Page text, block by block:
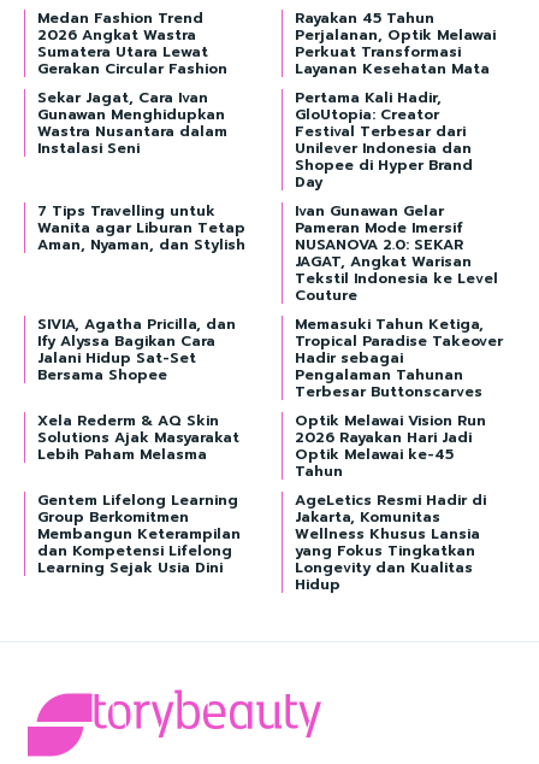
Medan Fashion Trend
2026 Angkat Wastra
Sumatera Utara Lewat
Gerakan Circular Fashion
Rayakan 45 Tahun
Perjalanan, Optik Melawai
Perkuat Transformasi
Layanan Kesehatan Mata
Sekar Jagat, Cara Ivan
Gunawan Menghidupkan
Wastra Nusantara dalam
Instalasi Seni
Pertama Kali Hadir,
GloUtopia: Creator
Festival Terbesar dari
Unilever Indonesia dan
Shopee di Hyper Brand
Day
7 Tips Travelling untuk
Wanita agar Liburan Tetap
Aman, Nyaman, dan Stylish
Ivan Gunawan Gelar
Pameran Mode Imersif
NUSANOVA 2.0: SEKAR
JAGAT, Angkat Warisan
Tekstil Indonesia ke Level
Couture
SIVIA, Agatha Pricilla, dan
Ify Alyssa Bagikan Cara
Jalani Hidup Sat-Set
Bersama Shopee
Memasuki Tahun Ketiga,
Tropical Paradise Takeover
Hadir sebagai
Pengalaman Tahunan
Terbesar Buttonscarves
Xela Rederm & AQ Skin
Solutions Ajak Masyarakat
Lebih Paham Melasma
Optik Melawai Vision Run
2026 Rayakan Hari Jadi
Optik Melawai ke-45
Tahun
Gentem Lifelong Learning
Group Berkomitmen
Membangun Keterampilan
dan Kompetensi Lifelong
Learning Sejak Usia Dini
AgeLetics Resmi Hadir di
Jakarta, Komunitas
Wellness Khusus Lansia
yang Fokus Tingkatkan
Longevity dan Kualitas
Hidup